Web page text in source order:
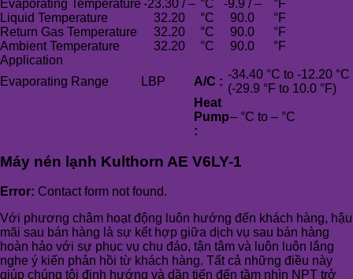
Evaporating Temperature -23.30 / – °C -9.9 / –
°F
Liquid Temperature
32.20 °C 90.0
°F
Return Gas Temperature
32.20 °C 90.0
°F
Ambient Temperature
32.20 °C 90.0
°F
Application
Evaporating Range
LBP A/C :
-34.40 °C to -12.20 °C
(-29.9 °F to 10.0 °F)
Heat
Pump
:
– °C to – °C
Máy nén lạnh Kulthorn AE V6LY-1
Error: Contact form not found.
Với phương châm hoạt động luôn hướng đến khách hàng, hậu
mãi sau bán hàng là sự kết hợp giữa dịch vụ sau bán hàng
hoàn hảo với sự phục vụ chu đáo, tận tâm và luôn luôn lắng
nghe ý kiến phản hồi từ khách hàng. Tất cả những điều này
giúp chúng tôi định hướng và dần tiến đến tầm nhìn NPT trở